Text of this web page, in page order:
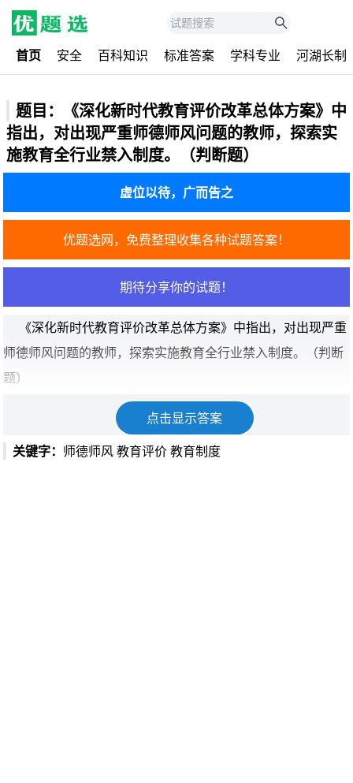
首页 安全 百科知识 标准答案 学科专业 河湖长制
题目：《深化新时代教育评价改革总体方案》中
指出，对出现严重师德师风问题的教师，探索实
施教育全行业禁入制度。（判断题）
虚位以待，广而告之
优题选网，免费整理收集各种试题答案！
期待分享你的试题！
《深化新时代教育评价改革总体方案》中指出，对出现严重
师德师风问题的教师，探索实施教育全行业禁入制度。（判断
题）
正确答案：A
点击显示答案
关键字： 师德师风教育评价教育制度